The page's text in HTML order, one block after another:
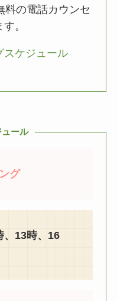
料の電話カウンセ
。
スケジュール
ール
グ
、13時、16